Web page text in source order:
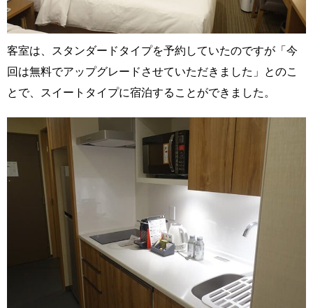
客室は、スタンダードタイプを予約していたのですが「今
回は無料でアップグレードさせていただきました」とのこ
とで、スイートタイプに宿泊することができました。